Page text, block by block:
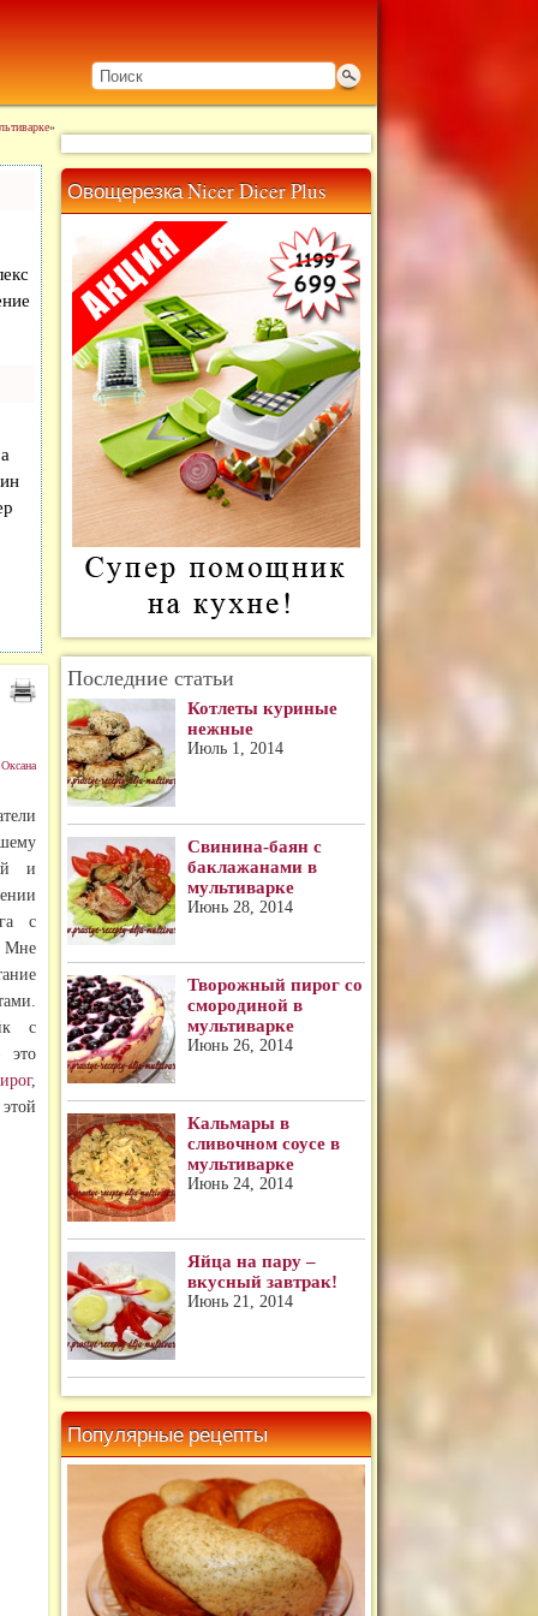
Овощерезка Nicer Dicer Plus
Последние статьи
Котлеты куриные
нежные
Июль 1, 2014
Свинина-баян с
баклажанами в
мультиварке
Июнь 28, 2014
Творожный пирог со
смородиной в
мультиварке
Июнь 26, 2014
Кальмары в
сливочном соусе в
мультиварке
Июнь 24, 2014
Яйца на пару –
вкусный завтрак!
Июнь 21, 2014
Популярные рецепты
»
Оксана
и
с
с
это
,